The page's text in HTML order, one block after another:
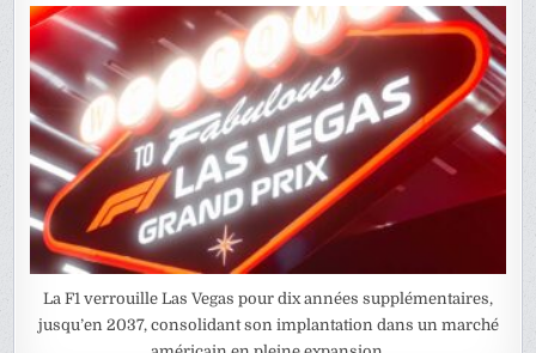
La F1 verrouille Las Vegas pour dix années supplémentaires,
jusqu’en 2037, consolidant son implantation dans un marché